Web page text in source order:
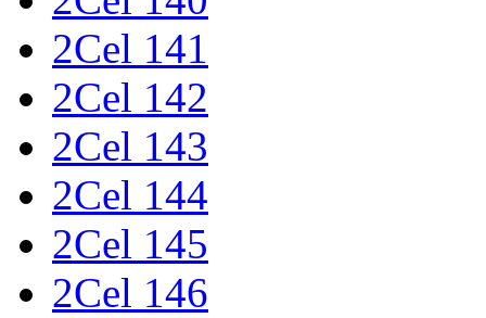
2Cel 141
2Cel 142
2Cel 143
2Cel 144
2Cel 145
2Cel 146